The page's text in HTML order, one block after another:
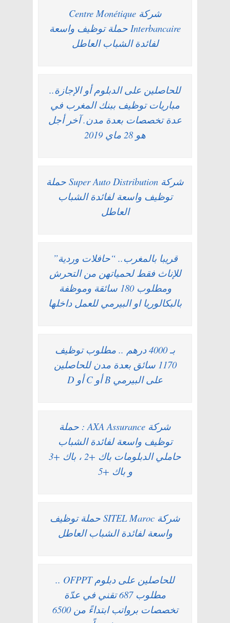
شركة Centre Monétique
Interbancaire حملة توظيف واسعة
لفائدة الشباب العاطل
للحاصلين على الدبلوم أو الإجازة..
مباريات توظيف ببنك المغرب في
عدة تخصصات بعدة مدن. آخر أجل
هو 28 ماي 2019
شركة Super Auto Distribution حملة
توظيف واسعة لفائدة الشباب
العاطل
قريبا بالمغرب.. “حافلات وردية”
للإناث فقط لحمياتهن من التحرش
ومطلوب 180 سائقة وموظفة
بالبكالوريا او البيرمي للعمل داخلها
بـ 4000 درهم .. مطلوب توظيف
1170 سائق بعدة مدن للحاصلين
على البيرمي B أو C أو D
شركة AXA Assurance : حملة
توظيف واسعة لفائدة الشباب
حاملي الدبلومات باك +2 ، باك +3
و باك +5
شركة SITEL Maroc حملة توظيف
واسعة لفائدة الشباب العاطل
للحاصلين على دبلوم OFPPT ..
مطلوب 687 تقني في عدّة
تخصصات برواتب ابتداءً من 6500